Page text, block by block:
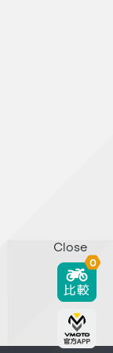
Close
0